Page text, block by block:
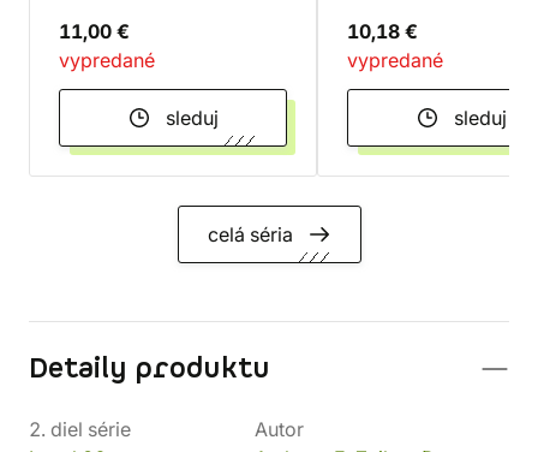
11,00 €
vypredané
sleduj
10,18 €
vypredané
sleduj
celá séria
Detaily produktu
2. diel série
Autor